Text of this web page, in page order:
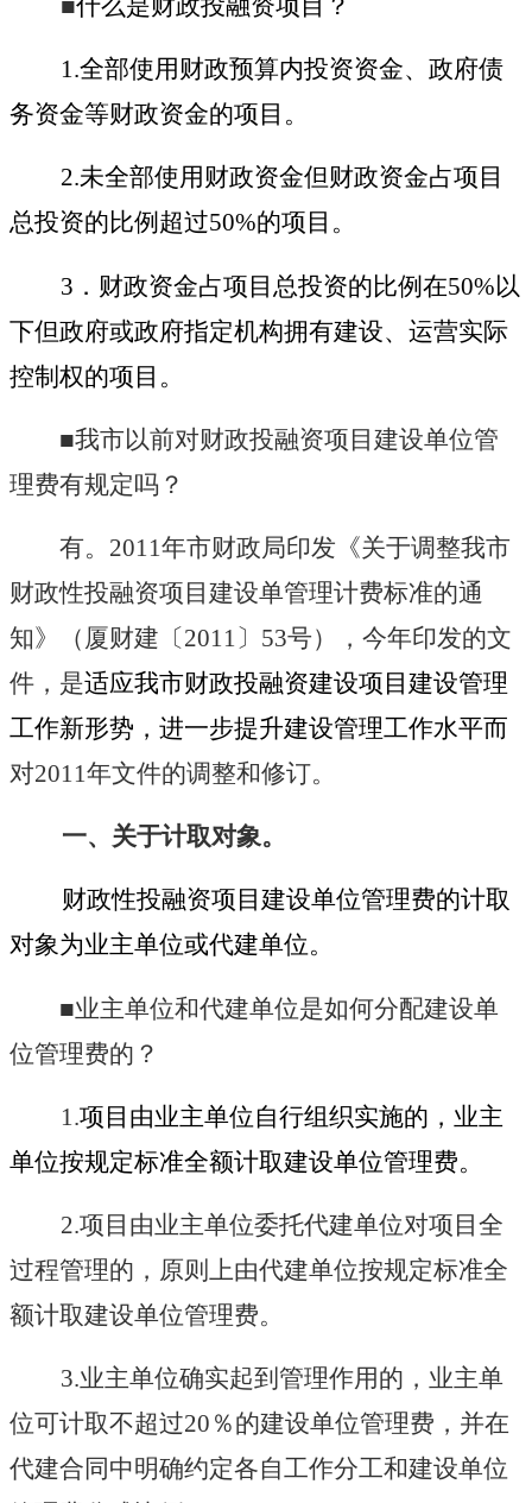
■什么是财政投融资项目？
1.全部使用财政预算内投资资金、政府债
务资金等财政资金的项目。
2.未全部使用财政资金但财政资金占项目
总投资的比例超过50%的项目。
3 ．财政资金占项目总投资的比例在50%以
下但政府或政府指定机构拥有建设、运营实际
控制权的项目。
■我市以前对财政投融资项目建设单位管
理费有规定吗？
有。 2011年市财政局印发《关于调整我市
财政性投融资项目建设单管理计费标准的通
知》（厦财建 〔2011〕53号），今年印发的文
件，是适应我市财政投融资建设项目建设管理
工作新形势，进一步提升建设管理工作水平而
对2011年文件的调整和修订。
一、关于计取对象。
财政性投融资项目建设单位管理费的计取
对象为业主单位或代建单位。
■业主单位和代建单位是如何分配建设单
位管理费的？
1.项目由业主单位自行组织实施的，业主
单位按规定标准全额计取建设单位管理费。
2.项目由业主单位委托代建单位对项目全
过程管理的，原则上由代建单位按规定标准全
额计取建设单位管理费。
3.业主单位确实起到管理作用的，业主单
位可计取不超过20 ％的建设单位管理费，并在
代建合同中明确约定各自工作分工和建设单位